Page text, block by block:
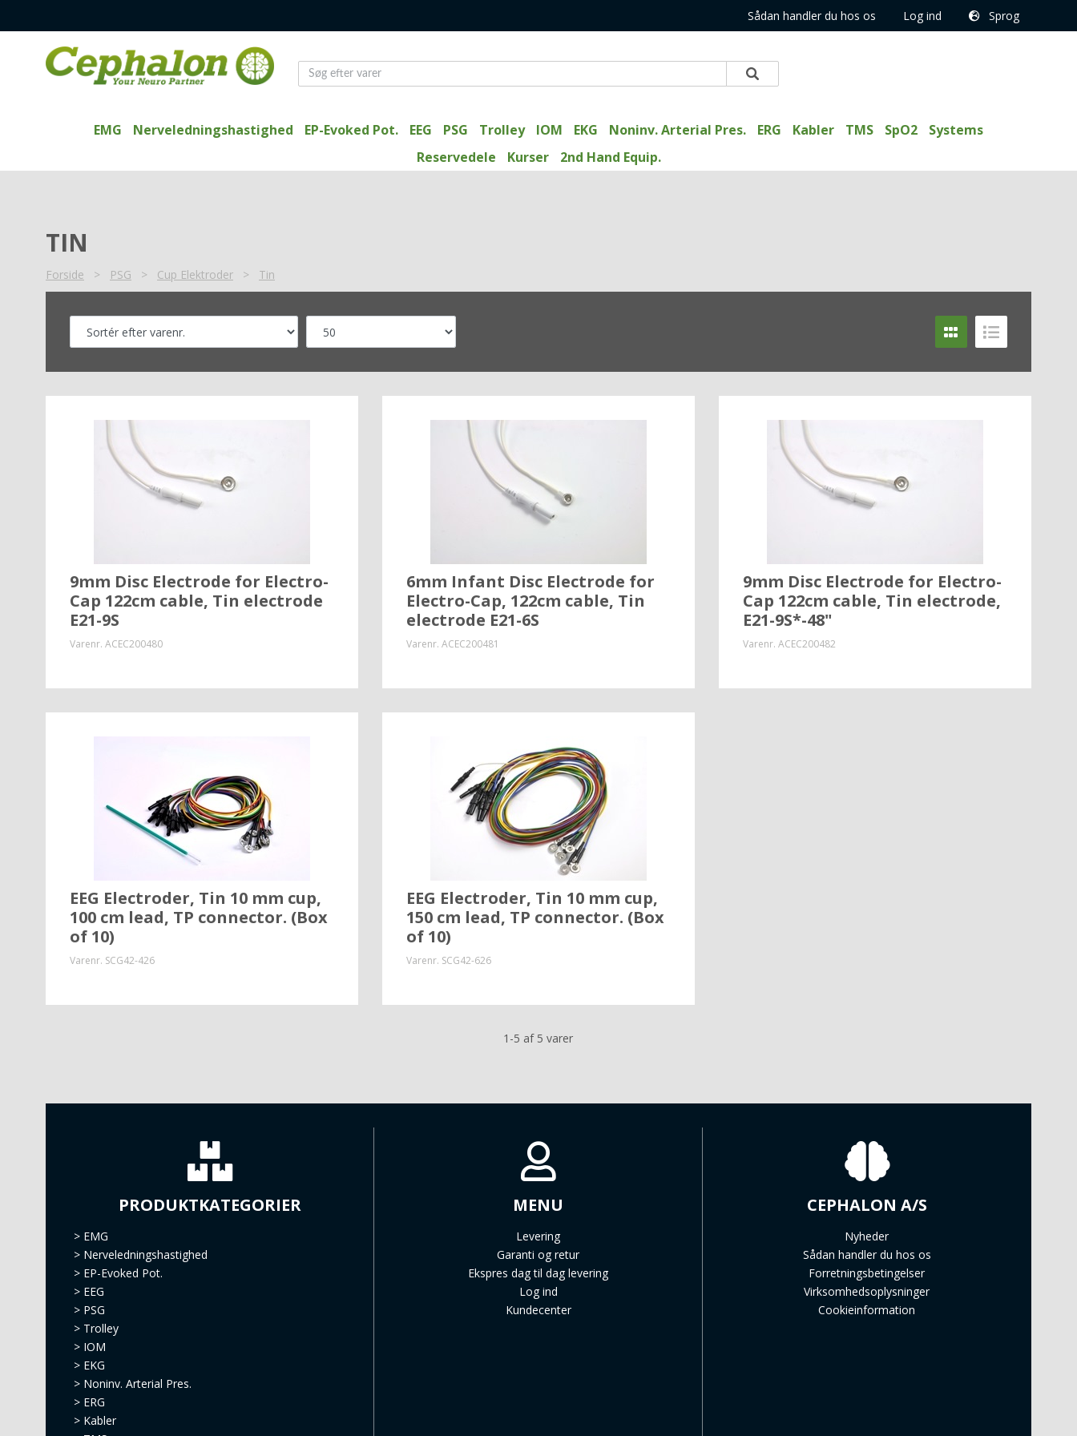
Sådan handler du hos os Log ind Sprog
EMG Nerveledningshastighed EP-Evoked Pot. EEG PSG Trolley IOM EKG Noninv. Arterial Pres. ERG Kabler TMS SpO2
Systems
Reservedele
Kurser 2nd Hand Equip.
TIN
Forside > PSG > Cup Elektroder > Tin
9mm Disc Electrode for Electro-
Cap 122cm cable, Tin electrode
E21-9S
Varenr. ACEC200480
6mm Infant Disc Electrode for
Electro-Cap, 122cm cable, Tin
electrode E21-6S
Varenr. ACEC200481
9mm Disc Electrode for Electro-
Cap 122cm cable, Tin electrode,
E21-9S*-48"
Varenr. ACEC200482
EEG Electroder, Tin 10 mm cup,
100 cm lead, TP connector. (Box
of 10)
Varenr. SCG42-426
EEG Electroder, Tin 10 mm cup,
150 cm lead, TP connector. (Box
of 10)
Varenr. SCG42-626
1-5 af 5 varer
PRODUKTKATEGORIER
> EMG
> Nerveledningshastighed
> EP-Evoked Pot.
> EEG
> PSG
> Trolley
> IOM
> EKG
> Noninv. Arterial Pres.
> ERG
> Kabler
MENU
Levering
Garanti og retur
Ekspres dag til dag levering
Log ind
Kundecenter
CEPHALON A/S
Nyheder
Sådan handler du hos os
Forretningsbetingelser
Virksomhedsoplysninger
Cookieinformation